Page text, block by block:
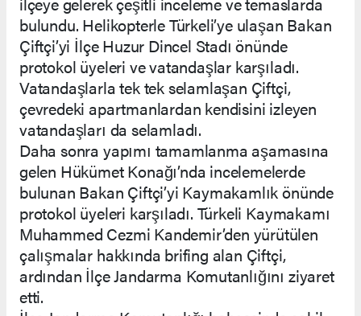
bulundu. Helikopterle Türkeli’ye ulaşan Bakan
Çiftçi’yi İlçe Huzur Dincel Stadı önünde
protokol üyeleri ve vatandaşlar karşıladı.
Vatandaşlarla tek tek selamlaşan Çiftçi,
çevredeki apartmanlardan kendisini izleyen
vatandaşları da selamladı.
Daha sonra yapımı tamamlanma aşamasına
gelen Hükümet Konağı’nda incelemelerde
bulunan Bakan Çiftçi’yi Kaymakamlık önünde
protokol üyeleri karşıladı. Türkeli Kaymakamı
Muhammed Cezmi Kandemir’den yürütülen
çalışmalar hakkında brifing alan Çiftçi,
ardından İlçe Jandarma Komutanlığını ziyaret
etti.